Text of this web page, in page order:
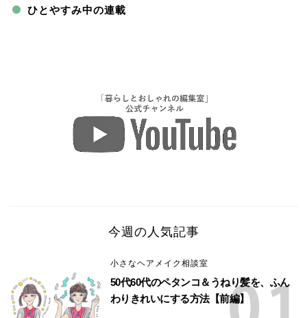
ひとやすみ中の連載
今週の人気記事
小さなヘアメイク相談室
50代60代のペタンコ＆うねり髪を、ふん
わりきれいにする方法【前編】